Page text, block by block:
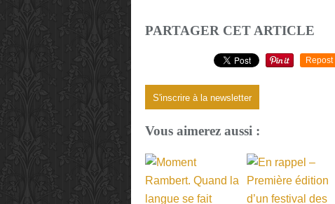
PARTAGER CET ARTICLE
Repost
S'inscrire à la newsletter
Vous aimerez aussi :